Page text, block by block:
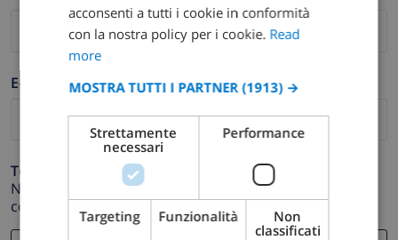
E-mail *
Telefono *
Nel caso in cui il tuo indirizzo email non funzioni
correttamente.
SPANISH
GERMAN
DANISH
NORWEGIAN
acconsenti a tutti i cookie in conformità
con la nostra policy per i cookie. Read
more
MOSTRA TUTTI I PARTNER (1913) →
Strettamente
necessari
Performance
Targeting Funzionalità
Non
classificati